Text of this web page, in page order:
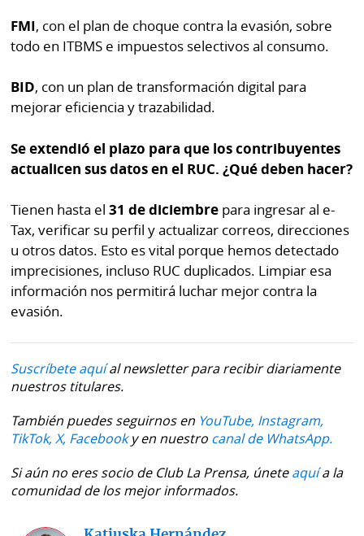
FMI, con el plan de choque contra la evasión, sobre
todo en ITBMS e impuestos selectivos al consumo.
BID, con un plan de transformación digital para
mejorar eficiencia y trazabilidad.
Se extendió el plazo para que los contribuyentes
actualicen sus datos en el RUC. ¿Qué deben hacer?
Tienen hasta el31 de diciembre para ingresar al e-
Tax, verificar su perfil y actualizar correos, direcciones
u otros datos. Esto es vital porque hemos detectado
imprecisiones, incluso RUC duplicados. Limpiar esa
información nos permitirá luchar mejor contra la
evasión.
Suscríbete aquíal newsletter para recibir diariamente
nuestros titulares.
También puedes seguirnos en YouTube, Instagram,
TikTok, X, Facebooky en nuestro canal de WhatsApp.
Si aún no eres socio de Club La Prensa, úneteaquía la
comunidad de los mejor informados.